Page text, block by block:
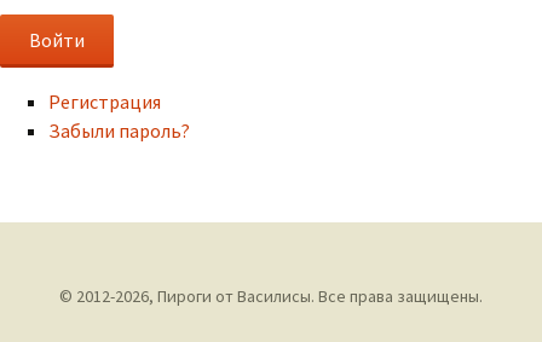
Регистрация
Забыли пароль?
© 2012-2026, Пироги от Василисы. Все права защищены.